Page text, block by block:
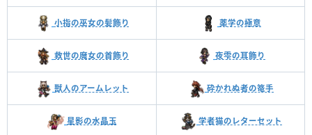
小指の巫女の髪飾り 薬学の極意
救世の魔女の首飾り 夜雫の耳飾り
獣人のアームレット 砕かれぬ者の篭手
星影の水晶玉 学者猫のレターセット